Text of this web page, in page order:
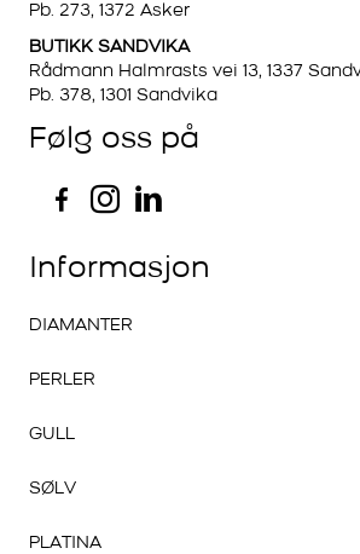
Pb. 273, 1372 Asker
BUTIKK SANDVIKA
Rådmann Halmrasts vei 13, 1337
Pb. 378, 1301 Sandvika
Følg oss på
Informasjon
DIAMANTER
PERLER
GULL
SØLV
PLATINA